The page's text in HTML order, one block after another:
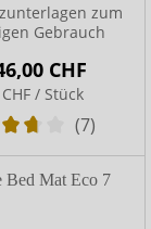
zum
Gebrauch
CHF
/ Stück
(7)